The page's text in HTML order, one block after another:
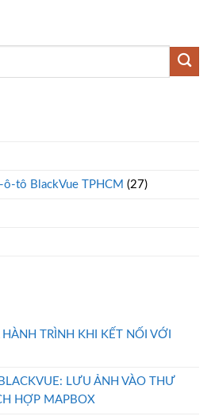
ô-tô BlackVue TPHCM (27)
TRÌNH KHI KẾT NỐI VỚI
LƯU ẢNH VÀO THƯ
HỢP MAPBOX